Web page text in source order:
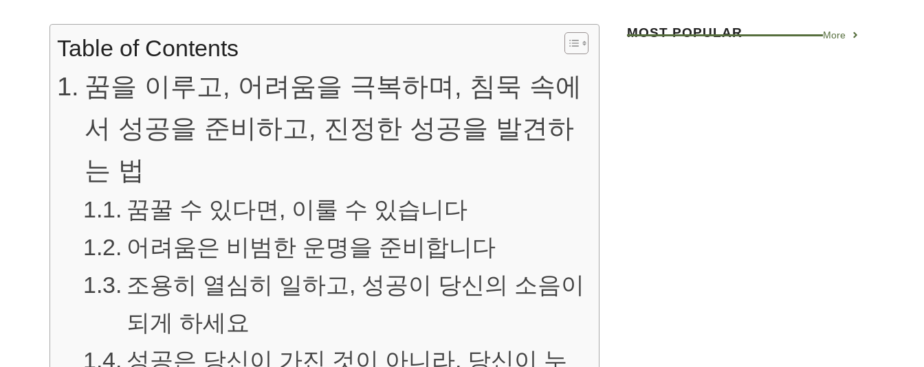
Table of Contents
꿈을 이루고, 어려움을 극복하며, 침묵 속에
서 성공을 준비하고, 진정한 성공을 발견하
는 법
꿈꿀 수 있다면, 이룰 수 있습니다
어려움은 비범한 운명을 준비합니다
조용히 열심히 일하고, 성공이 당신의 소음이
되게 하세요
성공은 당신이 가진 것이 아니라, 당신이 누
MOSTPOPULAR More